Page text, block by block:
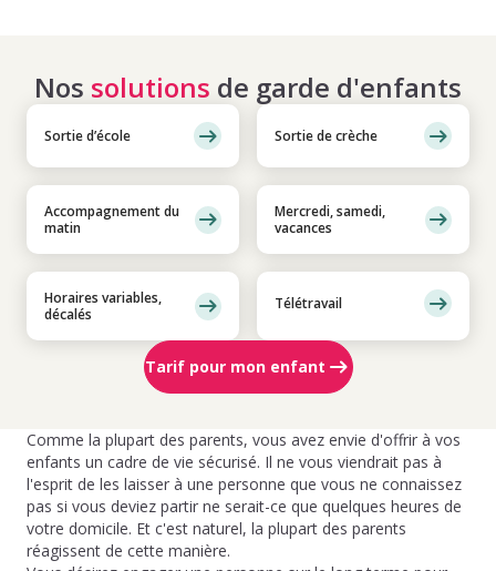
Nos solutions de garde d'enfants
Sortie d’école Sortie de crèche
Accompagnement du
matin
Mercredi, samedi,
vacances
Horaires variables,
décalés
Télétravail
Tarif pour mon enfant
Comme la plupart des parents, vous avez envie d'offrir à vos
enfants un cadre de vie sécurisé. Il ne vous viendrait pas à
l'esprit de les laisser à une personne que vous ne connaissez
pas si vous deviez partir ne serait-ce que quelques heures de
votre domicile. Et c'est naturel, la plupart des parents
réagissent de cette manière.